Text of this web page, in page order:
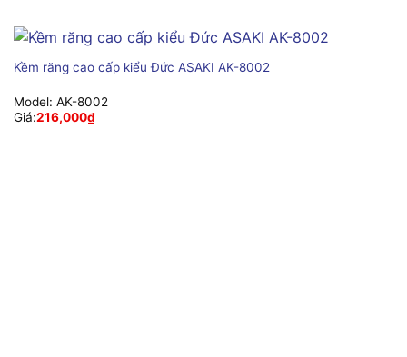
Kềm răng cao cấp kiểu Đức ASAKI AK-8002
Model: AK-8002
Giá:216,000₫